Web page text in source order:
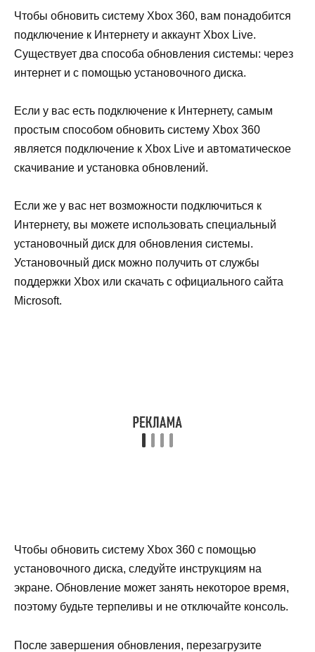
Чтобы обновить систему Xbox 360, вам понадобится
подключение к Интернету и аккаунт Xbox Live.
Существует два способа обновления системы: через
интернет и с помощью установочного диска.
Если у вас есть подключение к Интернету, самым
простым способом обновить систему Xbox 360
является подключение к Xbox Live и автоматическое
скачивание и установка обновлений.
Если же у вас нет возможности подключиться к
Интернету, вы можете использовать специальный
установочный диск для обновления системы.
Установочный диск можно получить от службы
поддержки Xbox или скачать с официального сайта
Microsoft.
Чтобы обновить систему Xbox 360 с помощью
установочного диска, следуйте инструкциям на
экране. Обновление может занять некоторое время,
поэтому будьте терпеливы и не отключайте консоль.
После завершения обновления, перезагрузите